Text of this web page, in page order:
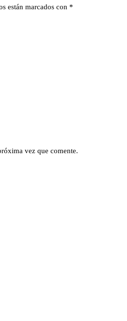
están marcados con *
vez que comente.